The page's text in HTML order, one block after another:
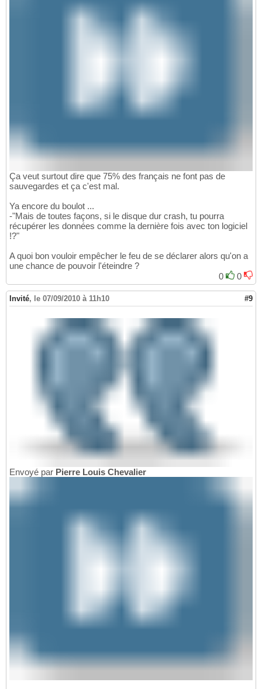
Ça veut surtout dire que 75% des français ne font pas de
sauvegardes et ça c'est mal.
Ya encore du boulot ...
-"Mais de toutes façons, si le disque dur crash, tu pourra
récupérer les données comme la dernière fois avec ton logiciel
!?"
A quoi bon vouloir empêcher le feu de se déclarer alors qu'on a
une chance de pouvoir l'éteindre ?
0
0
Invité, le 07/09/2010 à 11h10 #9
Envoyé par Pierre Louis Chevalier